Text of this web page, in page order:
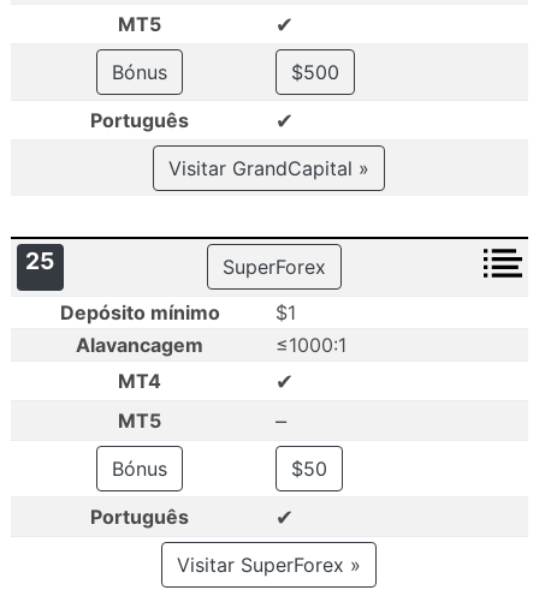
MT5 ✔
Bónus
$500
Português
✔
Visitar GrandCapital »
25
SuperForex
Depósito mínimo
$1
Alavancagem
≤1000:1
MT4
✔
MT5 –
Bónus
$50
Português
✔
Visitar SuperForex »